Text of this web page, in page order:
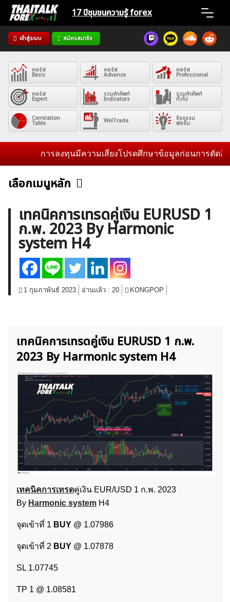
Skip
content
17 ปีชุมชนความรู้ forex
เข้าสู่ระบบ สมัครสมาชิก
Home
News
Articles
VPS Register
ค้นหา
สำหรับ:
คอร์ส
Basic
คอร์ส
Advance
คอร์ส
Professional
คอร์ส
Expert
รวมคำศัพท์
Indicators
รวมคำศัพท์
ทั่วไป
Correlation
Table WelTrade กิจกรรม
ฟอรั่ม
การลงทุนมีความเสี่ยงโปรดศึกษาข้อมูลก่อนการตัดสิน
เลือกเมนูหลัก
ข่าวฟอเร็กซ์และสกุลเงิน คริปโตเคอร์เรนซี
ฟรีซิกแนล รายวัน
บทวิเคราะห์
เศรษฐกิจทั่วไป ดัชนี-หุ้น
พันธบัตร
สินค้าโภคภัณฑ์
โบรกเกอร์ FX
กองทุน Forex
ฟรี EA
เทคนิคการเทรดคู่เงิน EURUSD 1
ก.พ. 2023 By Harmonic
system H4
1 กุมภาพันธ์ 2023 อ่านแล้ว : 20 KONGPOP
เทคนิคการเทรดคู่เงิน EURUSD 1 ก.พ.
2023 By Harmonic system H4
เทคนิคการเทรดคู่เงิน EUR/USD 1 ก.พ. 2023
By Harmonic system H4
จุดเข้าที่ 1 BUY @ 1.07986
จุดเข้าที่ 2 BUY @ 1.07878
SL 1.07745
TP 1 @ 1.08581